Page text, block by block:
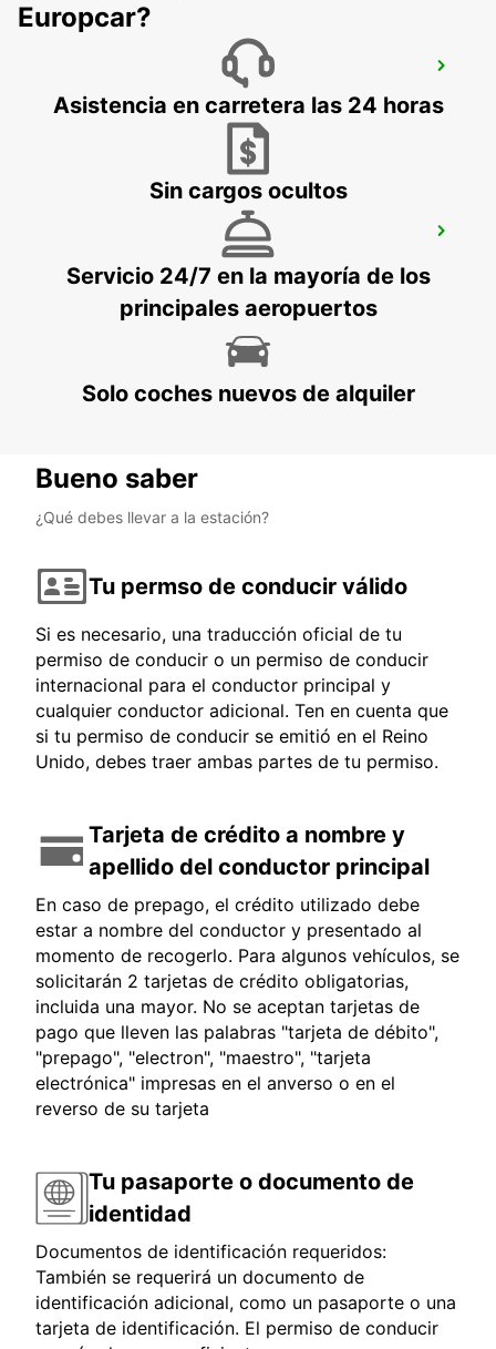
KONYA - TURKEY
KONYA YHT RAILWAY STATION
Europcar?
Asistencia en carretera las 24 horas
Sin cargos ocultos
Servicio 24/7 en la mayoría de los
principales aeropuertos
Solo coches nuevos de alquiler
Bueno saber
¿Qué debes llevar a la estación?
Tu permso de conducir válido
Si es necesario, una traducción oficial de tu
permiso de conducir o un permiso de conducir
internacional para el conductor principal y
cualquier conductor adicional. Ten en cuenta que
si tu permiso de conducir se emitió en el Reino
Unido, debes traer ambas partes de tu permiso.
Tarjeta de crédito a nombre y
apellido del conductor principal
En caso de prepago, el crédito utilizado debe
estar a nombre del conductor y presentado al
momento de recogerlo. Para algunos vehículos, se
solicitarán 2 tarjetas de crédito obligatorias,
incluida una mayor. No se aceptan tarjetas de
pago que lleven las palabras "tarjeta de débito",
"prepago", "electron", "maestro", "tarjeta
electrónica" impresas en el anverso o en el
reverso de su tarjeta
Tu pasaporte o documento de
identidad
Documentos de identificación requeridos:
También se requerirá un documento de
identificación adicional, como un pasaporte o una
tarjeta de identificación. El permiso de conducir